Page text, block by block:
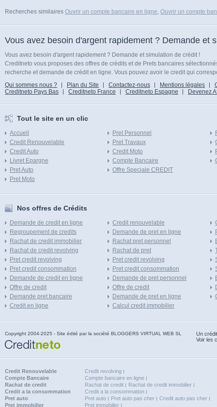
Recherches similaires Ouvrir un compte bancaire en ligne, Ouvrir un compte
Vous avez besoin d'argent rapidement ? Demande et
Vous avez besoin d'argent rapidement ? Demande et simulation de crédit !
Creditneto vous proposes des offres de crédits et de Prets bancaires
recherche et demande de crédit en ligne. Vous pouvez avoir le credit qui
Qui sommes nous ?
Plan du Site Contactez-nous Mentions légales
Creditneto Pays Bas
Creditneto France Creditneto Espagne Devenez
Tout le site en un clic
Accueil
Credit Renouvelable
Credit Auto
Livret Epargne
Pret Auto
Pret Moto
Pret Personnel
Pret Travaux
Credit Moto
Compte Bancaire
Offre Speciale CREDIT
Nos offres de Crédits
Demande de credit en ligne
Regroupement de credits
Rachat de credit immobilier
Rachat de credit revolving
Pret credit revolving
Pret credit consommation
Demande de credit en ligne
Offre de credit
Demande pret bancaire
Credit en ligne
Credit renouvelable
Demande de pret en ligne
Rachat pret personnel
Rachat de pret
Pret credit revolving
Pret credit consommation
Demande de pret personnel
Offre de credit
Demande de pret en ligne
Calcul credit immobilier
Copyright 2004-2025 - Site édité par la société BLOGGERS VIRTUAL WEB SL
Un
Voir les
Credit Renouvelable
Credit revolving
Compte Bancaire
Compte bancaire en ligne
Rachat de credit
Rachat de credit
Rachat de credit immobilier
Credit a la consommation
Credit a la consommation
Pret auto
Pret auto Pret auto pas cher
Credit auto pas cher
Pret immobilier
Pret immobilier